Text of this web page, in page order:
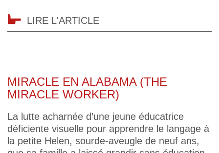
LIRE L'ARTICLE
MIRACLE EN ALABAMA (THE
MIRACLE WORKER)
La lutte acharnée d’une jeune éducatrice
déficiente visuelle pour apprendre le langage à
la petite Helen, sourde-aveugle de neuf ans,